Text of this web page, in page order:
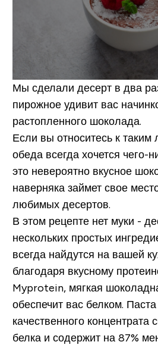
Мы сделали десерт в два
пирожное удивит вас
растопленного шоколада.
Если вы относитесь к
обеда всегда хочется чего-
это невероятно вкусное
наверняка займет свое
любимых десертов.
В этом рецепте нет муки -
нескольких простых
всегда найдутся на вашей
благодаря вкусному
Myprotein, мягкая
обеспечит вас белком.
качественного концентрата
белка и содержит на 87%